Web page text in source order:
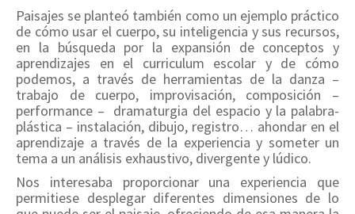
Paisajes se planteó también como un ejemplo práctico
de cómo usar el cuerpo, su inteligencia y sus recursos,
en la búsqueda por la expansión de conceptos y
aprendizajes en el curriculum escolar y de cómo
podemos, a través de herramientas de la danza –
trabajo de cuerpo, improvisación, composición –
performance – dramaturgia del espacio y la palabra-
plástica – instalación, dibujo, registro… ahondar en el
aprendizaje a través de la experiencia y someter un
tema a un análisis exhaustivo, divergente y lúdico.
Nos interesaba proporcionar una experiencia que
permitiese desplegar diferentes dimensiones de lo